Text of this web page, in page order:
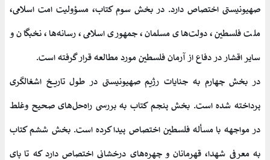
صهیونیستی اختصاص دارد. در بخش سوم کتاب، مسؤولیت امت اسلامی،
ملت فلسطین، دولت‌های مسلمان، جمهوری اسلامی، رسانه‌ها، نخبگان و
سایر اقشار در دفاع از آرمان فلسطین مورد مطالعه قرار گرفته است.
در بخش چهارم به جنایات رژیم صهیونیستی در طول تاریخ اشغالگری
پرداخته شده است. بخش پنجم کتاب به بررسی راه‌حل‌های صحیح وغلط
در مواجهه با مسأله فلسطین اختصاص پیدا کرده است. بخش ششم کتاب
به معرفی شهدا، قهرمانان و چهره‌های درخشانی اختصاص دارد که تا پای